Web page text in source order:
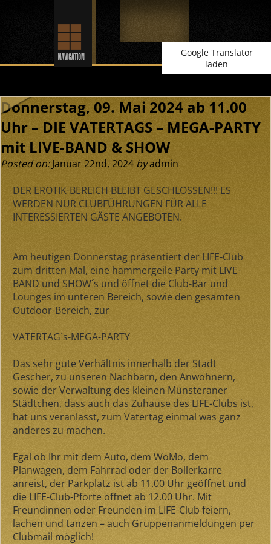
Google Translator
laden
Donnerstag, 09. Mai 2024 ab 11.00
Uhr – DIE VATERTAGS – MEGA-PARTY
mit LIVE-BAND & SHOW
Posted on:Januar 22nd, 2024 byadmin
DER EROTIK-BEREICH BLEIBT GESCHLOSSEN!!! ES
WERDEN NUR CLUBFÜHRUNGEN FÜR ALLE
INTERESSIERTEN GÄSTE ANGEBOTEN.
Am heutigen Donnerstag präsentiert der LIFE-Club
zum dritten Mal, eine hammergeile Party mit LIVE-
BAND und SHOW´s und öffnet die Club-Bar und
Lounges im unteren Bereich, sowie den gesamten
Outdoor-Bereich, zur
VATERTAG´s-MEGA-PARTY
Das sehr gute Verhältnis innerhalb der Stadt
Gescher, zu unseren Nachbarn, den Anwohnern,
sowie der Verwaltung des kleinen Münsteraner
Städtchen, dass auch das Zuhause des LIFE-Clubs ist,
hat uns veranlasst, zum Vatertag einmal was ganz
anderes zu machen.
Egal ob Ihr mit dem Auto, dem WoMo, dem
Planwagen, dem Fahrrad oder der Bollerkarre
anreist, der Parkplatz ist ab 11.00 Uhr geöffnet und
die LIFE-Club-Pforte öffnet ab 12.00 Uhr. Mit
Freundinnen oder Freunden im LIFE-Club feiern,
lachen und tanzen – auch Gruppenanmeldungen per
Clubmail möglich!